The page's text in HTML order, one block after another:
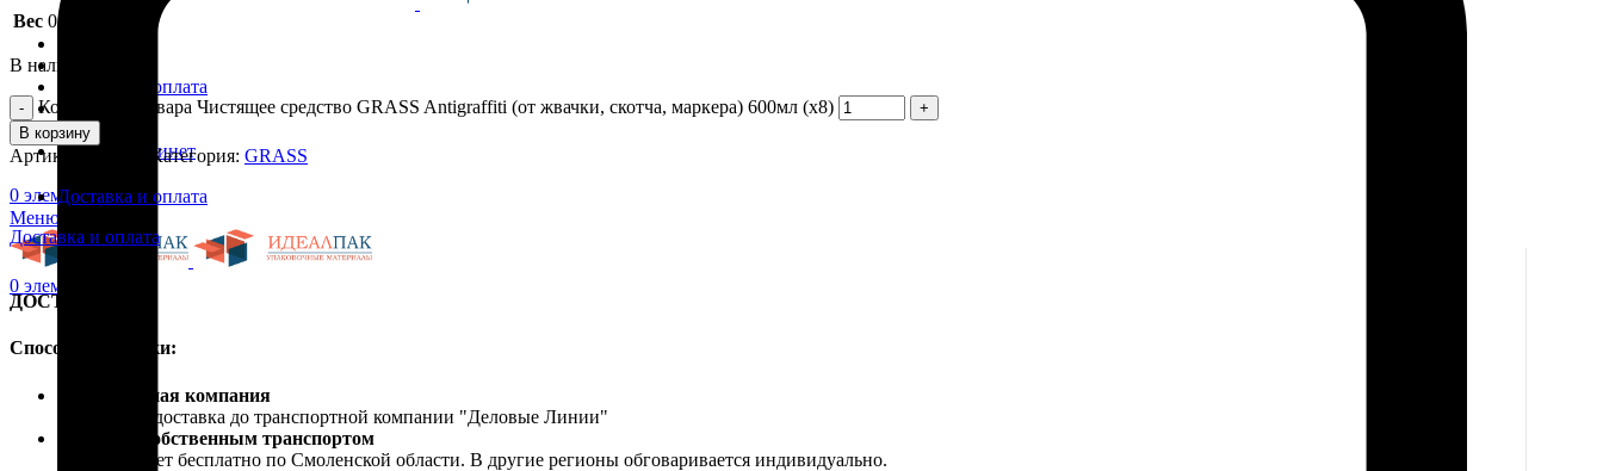
Доставка и оплата
Контакты
Личный кабинет
0 элемент / 0.00₽
Меню
0 элемент
Вес 0.611 кг
В наличии
Количество товара Чистящее средство GRASS Antigraffiti (от жвачки, скотча, маркера) 600мл (х8)
В корзину
Артикул: Категория: GRASS
Доставка и оплата
Доставка и оплата
ДОСТАВКА
Способы доставки:
Транспортная компания
Бесплатная доставка до транспортной компании "Деловые Линии"
Доставка собственным транспортом
Осуществляет бесплатно по Смоленской области. В другие регионы обговаривается индивидуально.